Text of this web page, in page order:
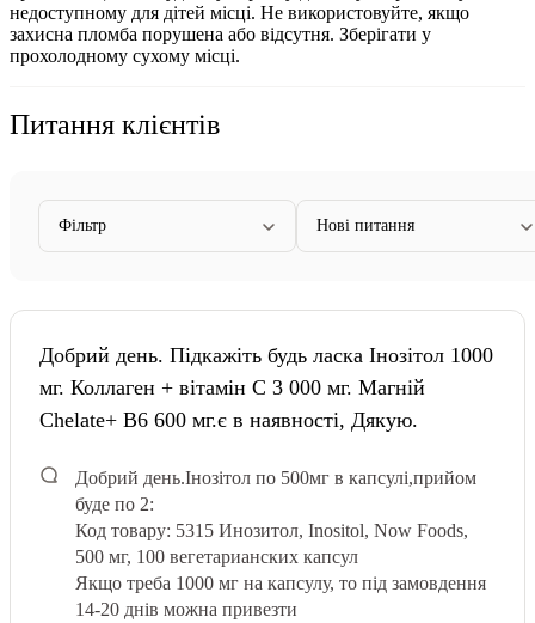
недоступному для дітей місці. Не використовуйте, якщо
захисна пломба порушена або відсутня. Зберігати у
прохолодному сухому місці.
Питання клієнтів
Фільтр Нові питання
Добрий день. Підкажіть будь ласка Інозітол 1000
мг. Коллаген + вітамін С 3 000 мг. Магній
Chelate+ B6 600 мг.є в наявності, Дякую.
Добрий день.Інозітол по 500мг в капсулі,прийом
буде по 2:
Код товару: 5315 Инозитол, Inositol, Now Foods,
500 мг, 100 вегетарианских капсул
Якщо треба 1000 мг на капсулу, то під замовдення
14-20 днів можна привезти